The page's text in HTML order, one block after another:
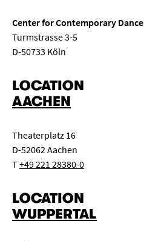
Center for Contemporary Dance
Turmstrasse 3-5
D-50733 Köln
LOCATION
AACHEN
Theaterplatz 16
D-52062 Aachen
T+49 221 28380-0
LOCATION
WUPPERTAL